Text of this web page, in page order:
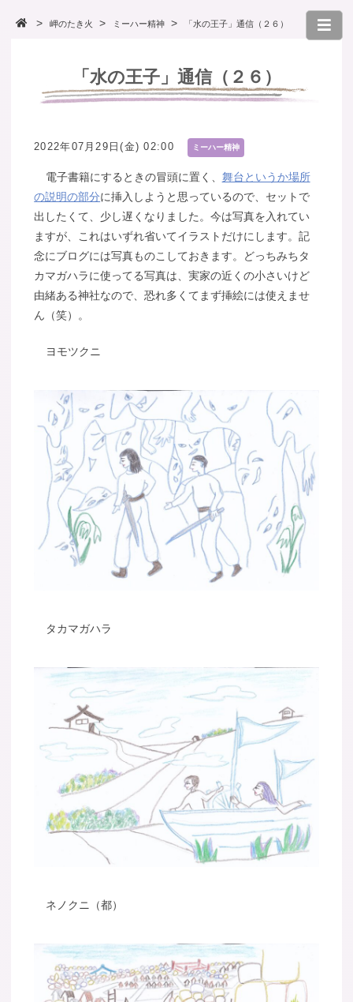
岬のたき火 ミーハー精神 「水の王子」通信（２６）
「水の王子」通信（２６）
2022年07月29日(金) 02:00 ミーハー精神
電子書籍にするときの冒頭に置く、 舞台というか場所
の説明の部分に挿入しようと思っているので、セットで
出したくて、少し遅くなりました。今は写真を入れてい
ますが、これはいずれ省いてイラストだけにします。記
念にブログには写真ものこしておきます。どっちみちタ
カマガハラに使ってる写真は、実家の近くの小さいけど
由緒ある神社なので、恐れ多くてまず挿絵には使えませ
ん（笑）。
ヨモツクニ
タカマガハラ
ネノクニ（都）